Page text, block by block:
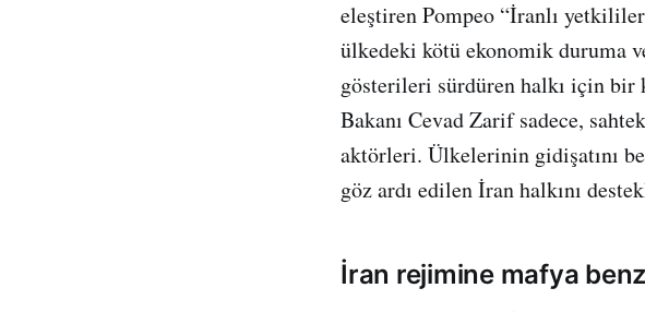
eleştiren Pompeo “İranlı
ülkedeki kötü ekonomik duruma
gösterileri sürdüren halkı için bir
Bakanı Cevad Zarif sadece,
aktörleri. Ülkelerinin gidişatını
göz ardı edilen İran halkını
İran rejimine mafya